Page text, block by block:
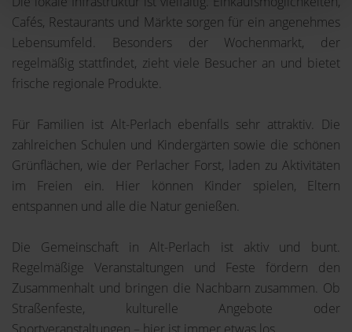
Cafés, Restaurants und Märkte sorgen für ein angenehmes
Lebensumfeld. Besonders der Wochenmarkt, der
regelmäßig stattfindet, zieht viele Besucher an und bietet
frische regionale Produkte.
Für Familien ist Alt-Perlach ebenfalls sehr attraktiv. Die
zahlreichen Schulen und Kindergärten sowie die schönen
Grünflächen, wie der Perlacher Forst, laden zu Aktivitäten
im Freien ein. Hier können Kinder spielen, Eltern
entspannen und alle die Natur genießen.
Die Gemeinschaft in Alt-Perlach ist aktiv und bunt.
Regelmäßige Veranstaltungen und Feste fördern den
Zusammenhalt und bringen die Nachbarn zusammen. Ob
Straßenfeste, kulturelle Angebote oder